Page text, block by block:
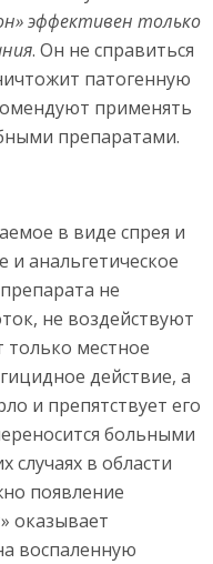
эффективен только
. Он не справиться
патогенную
применять
препаратами.
в виде спрея и
анальгетическое
не
не воздействуют
только местное
действие, а
и препятствует его
больными
случаях в области
появление
оказывает
воспаленную